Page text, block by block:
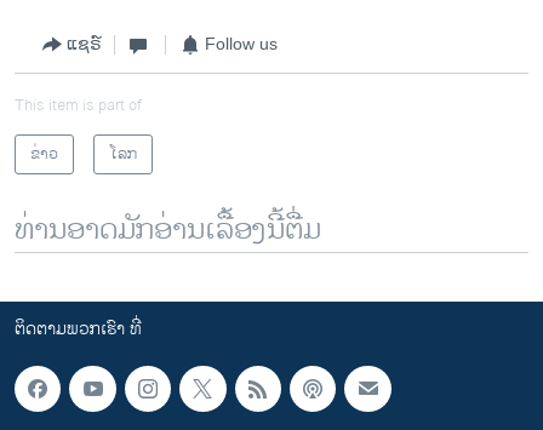
ແຊຣ໌ Follow us
This item is part of
ຂ່າວ
ໂລກ
ທ່ານອາດມັກອ່ານເລື້ອງນີ້ຕື່ມ
ຕິດຕາມພວກເຮົາ ທີ່